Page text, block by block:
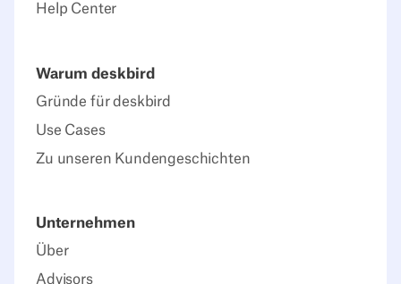
Help Center
Warum deskbird
Gründe für deskbird
Use Cases
Zu unseren Kundengeschichten
Unternehmen
Über
Advisors